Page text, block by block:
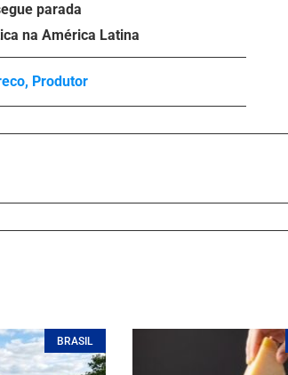
parada
na América Latina
, Produtor
BRASIL